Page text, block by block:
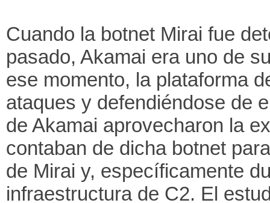
Cuando la botnet Mirai fue
pasado, Akamai era uno de
ese momento, la plataforma
ataques y defendiéndose de
de Akamai aprovecharon la
contaban de dicha botnet
de Mirai y, específicamente
infraestructura de C2. El